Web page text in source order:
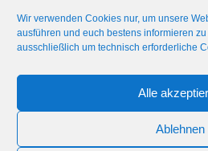
Wir verwenden Cookies nur, um unsere
ausführen und euch bestens informieren
ausschließlich um technisch erforderliche
Alle
Ablehnen